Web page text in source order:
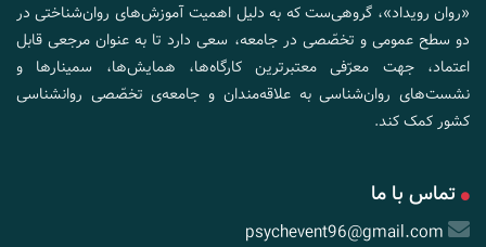
«روان رویداد»، گروهی‌ست که به دلیل اهمیت آموزش‌های روان‌شناختی در
دو سطح عمومی و تخصّصی در جامعه، سعی دارد تا به عنوان مرجعی قابل
اعتماد، جهت معرّفی معتبرترین کارگاه‌ها، همایش‌ها، سمینارها و
نشست‌های روان‌شناسی به علاقه‌مندان و جامعه‌ی تخصّصی روانشناسی
کشور کمک کند.
تماس با ما
psychevent96@gmail.com